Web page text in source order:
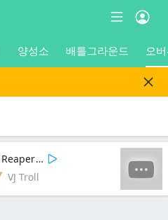
양성소 배틀그라운드 오
Overwatch Animation - Reaper's death / 오버워치 애니메이션 리퍼의 죽음
VJ Troll